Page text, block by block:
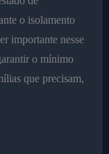
o isolamento
importante nesse
o mínimo
que precisam,